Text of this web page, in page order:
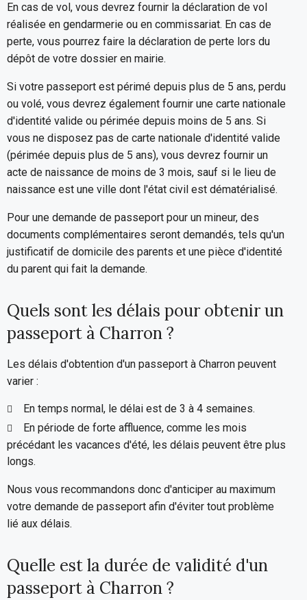
En cas de vol, vous devrez fournir la déclaration de vol
réalisée en gendarmerie ou en commissariat. En cas de
perte, vous pourrez faire la déclaration de perte lors du
dépôt de votre dossier en mairie.
Si votre passeport est périmé depuis plus de 5 ans, perdu
ou volé, vous devrez également fournir une carte nationale
d'identité valide ou périmée depuis moins de 5 ans. Si
vous ne disposez pas de carte nationale d'identité valide
(périmée depuis plus de 5 ans), vous devrez fournir un
acte de naissance de moins de 3 mois, sauf si le lieu de
naissance est une ville dont l'état civil est dématérialisé.
Pour une demande de passeport pour un mineur, des
documents complémentaires seront demandés, tels qu'un
justificatif de domicile des parents et une pièce d'identité
du parent qui fait la demande.
Quels sont les délais pour obtenir un
passeport à Charron ?
Les délais d'obtention d'un passeport à Charron peuvent
varier :
En temps normal, le délai est de 3 à 4 semaines.
En période de forte affluence, comme les mois
précédant les vacances d'été, les délais peuvent être plus
longs.
Nous vous recommandons donc d'anticiper au maximum
votre demande de passeport afin d'éviter tout problème
lié aux délais.
Quelle est la durée de validité d'un
passeport à Charron ?